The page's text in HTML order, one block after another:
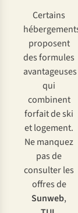
Certains
proposent
des formules
avantageuses
qui
combinent
forfait de ski
et logement.
Ne manquez
pas de
consulter les
offres de
Sunweb,